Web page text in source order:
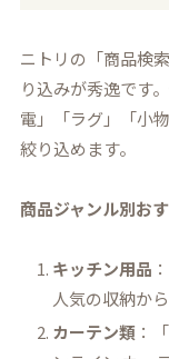
ニトリの「商品検
り込みが秀逸です
電」「ラグ」「小
絞り込めます。
商品ジャンル別お
キッチン用品
人気の収納か
カーテン類 ：